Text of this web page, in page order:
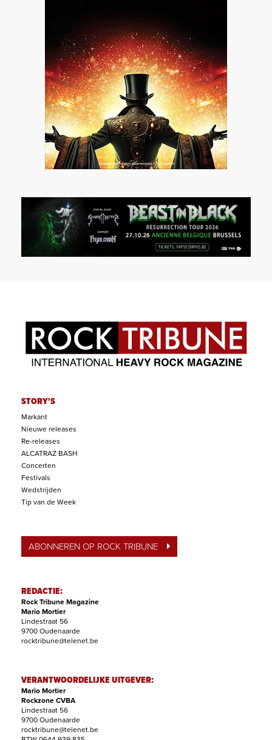
STORY'S
Markant
Nieuwe releases
Re-releases
ALCATRAZ BASH
Concerten
Festivals
Wedstrijden
Tip van de Week
ABONNEREN OP ROCK TRIBUNE
REDACTIE:
Rock Tribune Magazine
Mario Mortier
Lindestraat 56
9700 Oudenaarde
rocktribune@telenet.be
VERANTWOORDELIJKE UITGEVER:
Mario Mortier
Rockzone CVBA
Lindestraat 56
9700 Oudenaarde
rocktribune@telenet.be